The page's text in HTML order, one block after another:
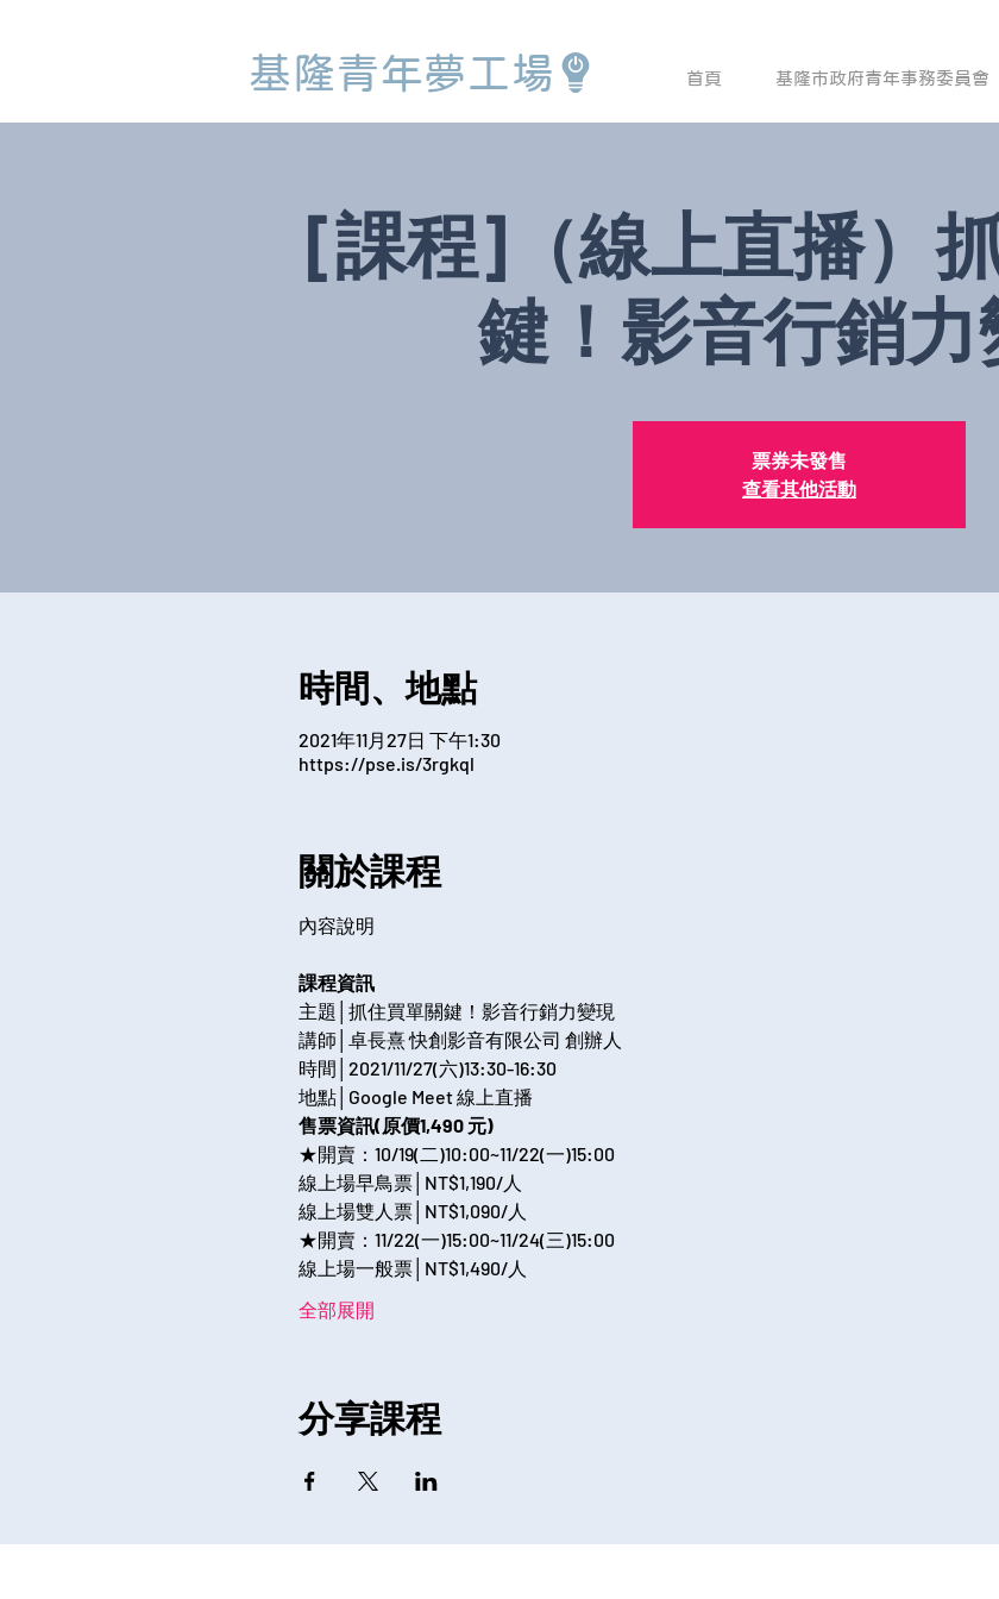
基隆青年夢工場 首頁 基隆市政府青年事務委員會
[課程]（線上直播）
鍵！影音行銷力
票券未發售
查看其他活動
時間、地點
2021年11月27日 下午1:30
https://pse.is/3rgkql
關於課程
課程資訊
主題│抓住買單關鍵！影音行銷力變現
講師│卓長熹 快創影音有限公司 創辦人
時間│2021/11/27(六)13:30-16:30
地點│Google Meet 線上直播
售票資訊(原價1,490 元)
★開賣：10/19(二)10:00~11/22(一)15:00
線上場早鳥票│NT$1,190/人
線上場雙人票│NT$1,090/人
★開賣：11/22(一)15:00~11/24(三)15:00
線上場一般票│NT$1,490/人
全部展開
分享課程